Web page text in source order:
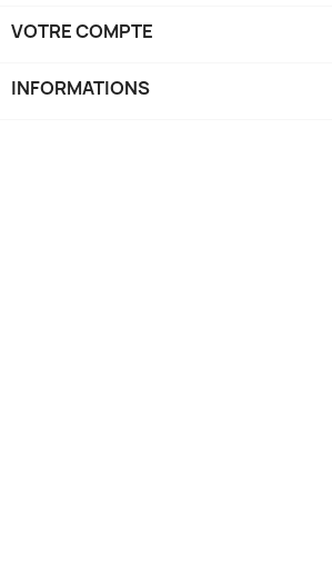
VOTRE COMPTE
INFORMATIONS